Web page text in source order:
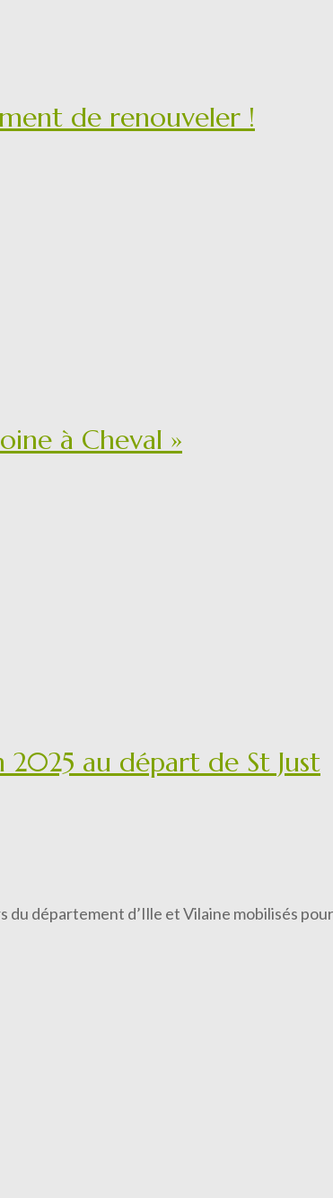
de renouveler !
à Cheval »
au départ de St Just
département d’Ille et Vilaine mobilisés